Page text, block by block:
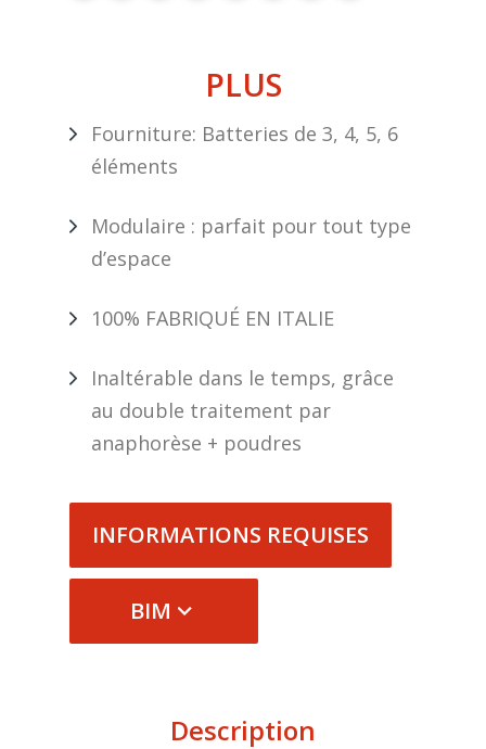
PLUS
Fourniture: Batteries de 3, 4, 5, 6
éléments
Modulaire : parfait pour tout type
d’espace
100% FABRIQUÉ EN ITALIE
Inaltérable dans le temps, grâce
au double traitement par
anaphorèse + poudres
INFORMATIONS REQUISES
BIM
Description